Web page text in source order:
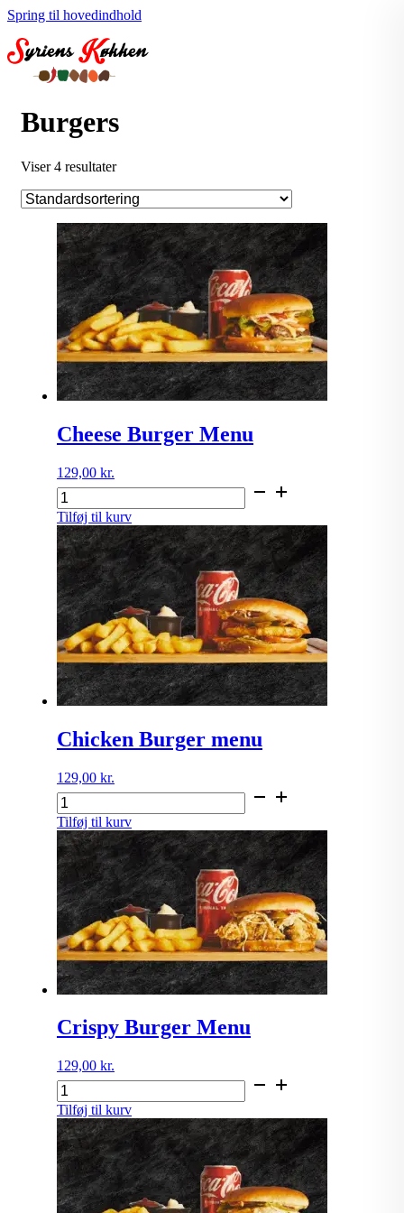
Spring til hovedindhold
Burgers
Viser 4 resultater
Cheese Burger Menu
129,00 kr.
Cheese
Burger
Menu
antal
Tilføj til kurv
Chicken Burger menu
129,00 kr.
Chicken
Burger
menu
antal
Tilføj til kurv
Crispy Burger Menu
129,00 kr.
Crispy
Burger
Menu
antal
Tilføj til kurv